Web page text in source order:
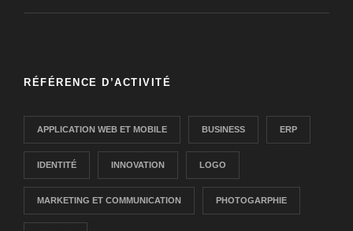
RÉFÉRENCE D’ACTIVITÉ
APPLICATION WEB ET MOBILE BUSINESS ERP
IDENTITÉ INNOVATION LOGO
MARKETING ET COMMUNICATION PHOTOGARPHIE